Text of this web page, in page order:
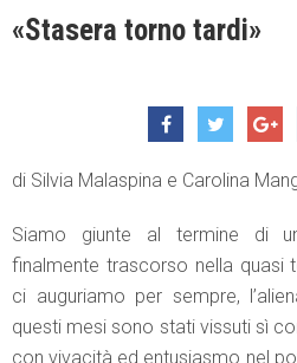
«Stasera torno tardi»
di Silvia Malaspina e Carolina
Siamo giunte al termine di
finalmente trascorso nella quasi
ci auguriamo per sempre,
questi mesi sono stati vissuti sì
con vivacità ed entusiasmo nel